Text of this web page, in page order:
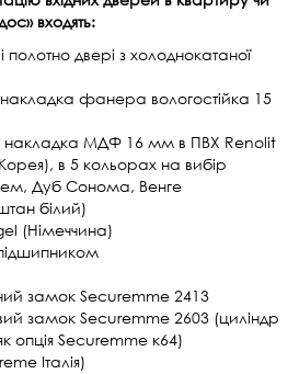
входять:
двері з холоднокатаної
фанера вологостійка 15
накладка МДФ 16 мм в ПВХ Renolit
в 5 кольорах на вибір
Дуб Сонома, Венге
білий)
(Німеччина)
замок Securemme 2413
замок Securemme 2603 (циліндр
опція Securemme к64)
Італія)